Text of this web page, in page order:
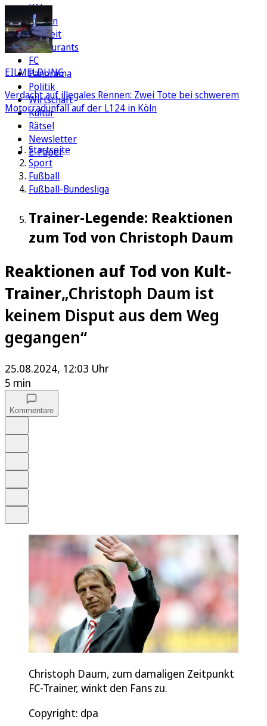
Köln
Region
Freizeit
Restaurants
FC
Panorama
Politik
Wirtschaft
Kultur
Rätsel
Newsletter
E-Paper
EILMELDUNG
Verdacht auf illegales Rennen: Zwei Tote bei schwerem
Motorradunfall auf der L124 in Köln
Startseite
Sport
Fußball
Fußball-Bundesliga
Trainer-Legende: Reaktionen
zum Tod von Christoph Daum
Reaktionen auf Tod von Kult-
Trainer„Christoph Daum ist
keinem Disput aus dem Weg
gegangen“
25.08.2024, 12:03 Uhr
5 min
Kommentare
Christoph Daum, zum damaligen Zeitpunkt
FC-Trainer, winkt den Fans zu.
Copyright: dpa